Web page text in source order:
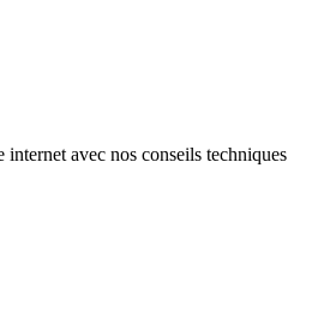
internet avec nos conseils techniques